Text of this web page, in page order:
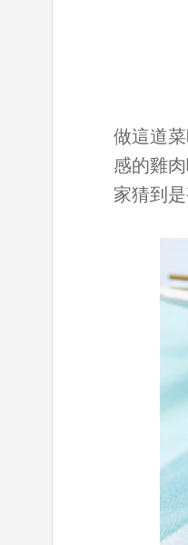
做這道
感的雞
家猜到